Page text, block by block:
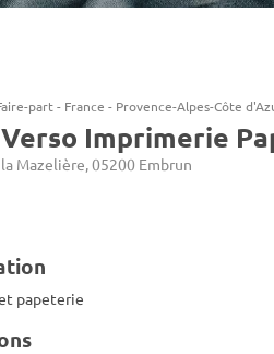
part- France - Provence-Alpes-Côte
Imprimerie
Mazelière, 05200 Embrun
papeterie